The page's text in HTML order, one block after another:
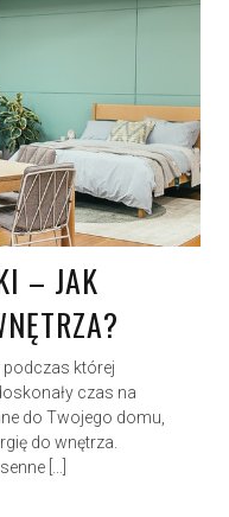
– JAK
której
czas na
do Twojego domu,
do wnętrza.
[…]